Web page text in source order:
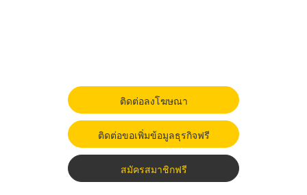
ติดต่อลงโฆษณา
ติดต่อขอเพิ่มข้อมูลธุรกิจฟรี
สมัครสมาชิกฟรี